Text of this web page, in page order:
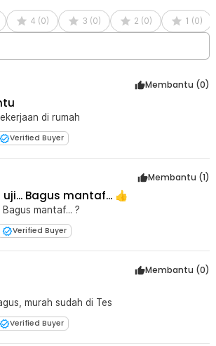
4 (0) 3 (0) 2 (0) 1 (0)
Membantu (0)
di rumah
Verified Buyer
Membantu (1)
Bagus mantaf... 👍
Bagus mantaf... ?
Verified Buyer
Membantu (0)
murah sudah di Tes
Verified Buyer